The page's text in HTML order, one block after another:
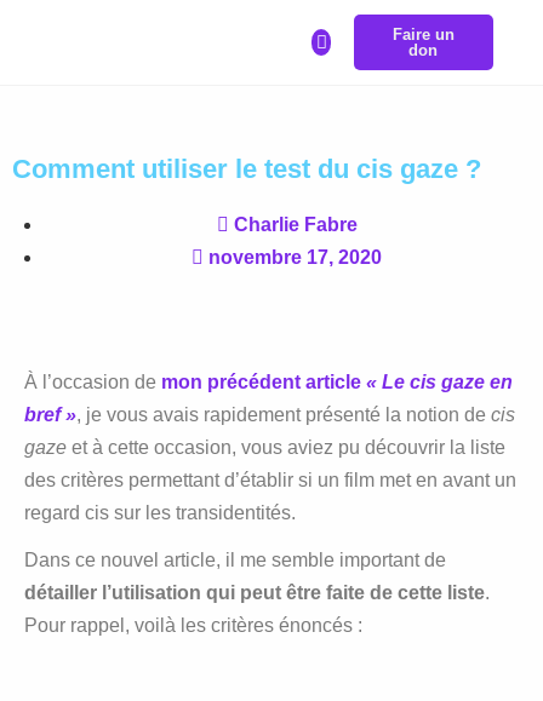
Faire un
don
Comment utiliser le test du cis gaze ?
Charlie Fabre
novembre 17, 2020
À l’occasion de mon précédent article « Le cis gaze en
bref », je vous avais rapidement présenté la notion de cis
gaze et à cette occasion, vous aviez pu découvrir la liste
des critères permettant d’établir si un film met en avant un
regard cis sur les transidentités.
Dans ce nouvel article, il me semble important de
détailler l’utilisation qui peut être faite de cette liste.
Pour rappel, voilà les critères énoncés :